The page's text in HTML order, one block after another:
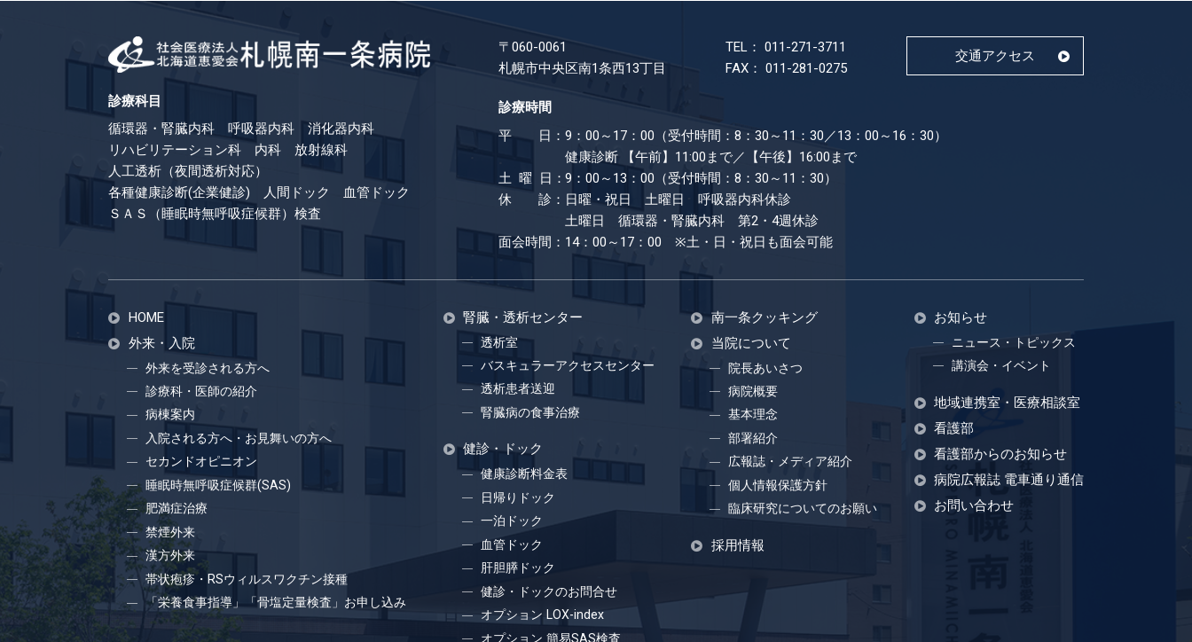
診療科目
循環器・腎臓内科 呼吸器内科 消化器内科
リハビリテーション科 内科 放射線科
人工透析（夜間透析対応）
各種健康診断(企業健診) 人間ドック 血管ドック
ＳＡＳ（睡眠時無呼吸症候群）検査
〒060-0061
札幌市中央区南1条西13丁目
TEL： 011-271-3711
FAX： 011-281-0275
交通アクセス
診療時間
平 日： 9：00～17：00（受付時間：8：30～11：30／13：00～16：30）
健康診断
【午前】11:00まで／【午後】16:00まで
土 曜 日：9：00～13：00（受付時間：8：30～11：30）
休 診： 日曜・祝日 土曜日 呼吸器内科休診
土曜日 循環器・腎臓内科 第2・4週休診
面会時間： 14：00～17：00 ※土・日・祝日も​面会可能
HOME
外来・入院
外来を受診される方へ
診療科・医師の紹介
病棟案内
入院される方へ・お見舞いの方へ
セカンドオピニオン
睡眠時無呼吸症候群(SAS)
肥満症治療
禁煙外来
漢方外来
帯状疱疹・RSウィルスワクチン接種
「栄養食事指導」「骨塩定量検査」お申し込み
腎臓・透析センター
透析室
バスキュラーアクセスセンター
透析患者送迎
腎臓病の食事治療
健診・ドック
健康診断料金表
日帰りドック
一泊ドック
血管ドック
肝胆膵ドック
健診・ドックのお問合せ
オプション LOX-index
オプション 簡易SAS検査
南一条クッキング
当院について
院長あいさつ
病院概要
基本理念
部署紹介
広報誌・メディア紹介
個人情報保護方針
臨床研究についてのお願い
採用情報
お知らせ
ニュース・トピックス
講演会・イベント
地域連携室・医療相談室
看護部
看護部からのお知らせ
病院広報誌 電車通り通信
お問い合わせ